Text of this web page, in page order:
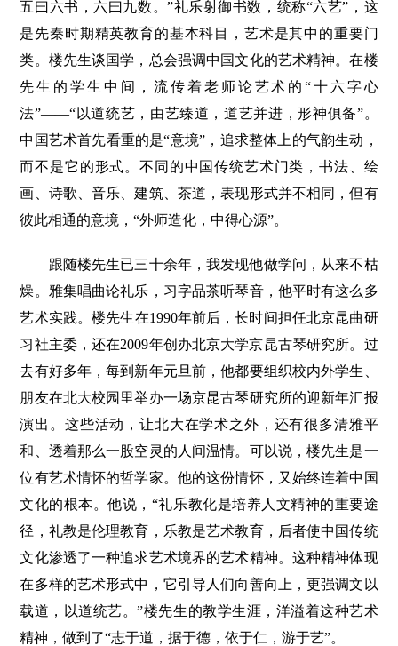
五曰六书，六曰九数。”礼乐射御书数，统称“六艺”，这
是先秦时期精英教育的基本科目，艺术是其中的重要门
类。楼先生谈国学，总会强调中国文化的艺术精神。在楼
先生的学生中间，流传着老师论艺术的“十六字心
法”——“以道统艺，由艺臻道，道艺并进，形神俱备”。
中国艺术首先看重的是“意境”，追求整体上的气韵生动，
而不是它的形式。不同的中国传统艺术门类，书法、绘
画、诗歌、音乐、建筑、茶道，表现形式并不相同，但有
彼此相通的意境，“外师造化，中得心源”。
跟随楼先生已三十余年，我发现他做学问，从来不枯
燥。雅集唱曲论礼乐，习字品茶听琴音，他平时有这么多
艺术实践。楼先生在1990年前后，长时间担任北京昆曲研
习社主委，还在2009年创办北京大学京昆古琴研究所。过
去有好多年，每到新年元旦前，他都要组织校内外学生、
朋友在北大校园里举办一场京昆古琴研究所的迎新年汇报
演出。这些活动，让北大在学术之外，还有很多清雅平
和、透着那么一股空灵的人间温情。可以说，楼先生是一
位有艺术情怀的哲学家。他的这份情怀，又始终连着中国
文化的根本。他说，“礼乐教化是培养人文精神的重要途
径，礼教是伦理教育，乐教是艺术教育，后者使中国传统
文化渗透了一种追求艺术境界的艺术精神。这种精神体现
在多样的艺术形式中，它引导人们向善向上，更强调文以
载道，以道统艺。”楼先生的教学生涯，洋溢着这种艺术
精神，做到了“志于道，据于德，依于仁，游于艺”。